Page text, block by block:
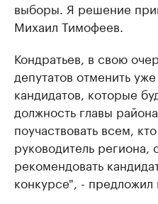
выборы. Я решение
Михаил Тимофеев.
Кондратьев, в свою
депутатов отменить
кандидатов, которые
должность главы
поучаствовать всем,
руководитель региона,
рекомендовать
конкурсе", - предложил